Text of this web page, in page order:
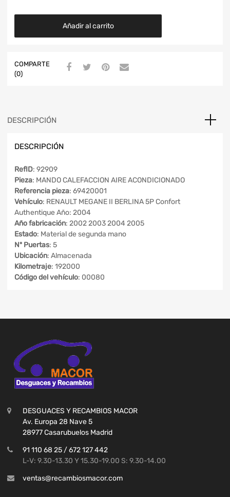
Añadir al carrito
COMPARTE
(0)
DESCRIPCIÓN
DESCRIPCIÓN
RefID: 92909
Pieza: MANDO CALEFACCION AIRE ACONDICIONADO
Referencia pieza: 69420001
Vehículo: RENAULT MEGANE II BERLINA 5P Confort
Authentique Año: 2004
Año fabricación: 2002 2003 2004 2005
Estado: Material de segunda mano
Nº Puertas: 5
Ubicación: Almacenada
Kilometraje: 192000
Código del vehículo: 00080
DESGUACES Y RECAMBIOS MACOR
Av. Europa 28 Nave 5
28977 Casarubuelos Madrid
91 110 68 25 / 672 127 442
L-V: 9.30-13.30 Y 15.30-19.00 S: 9.30-14.00
ventas@recambiosmacor.com